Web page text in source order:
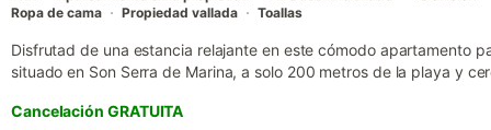
Ropa de cama
Propiedad vallada Toallas
Disfrutad de una estancia relajante en este cómodo apartamento
situado en Son Serra de Marina, a solo 200 metros de la playa y
además de un baño moderno. El luminoso salón-comedor de
Cancelación GRATUITA